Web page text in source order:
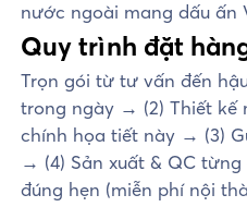
nước ngoài mang dấu ấn
Quy trình đặt
Trọn gói từ tư vấn đến
trong ngày → (2) Thiết kế
chính họa tiết này → (3)
→ (4) Sản xuất & QC
đúng hẹn (miễn phí nội